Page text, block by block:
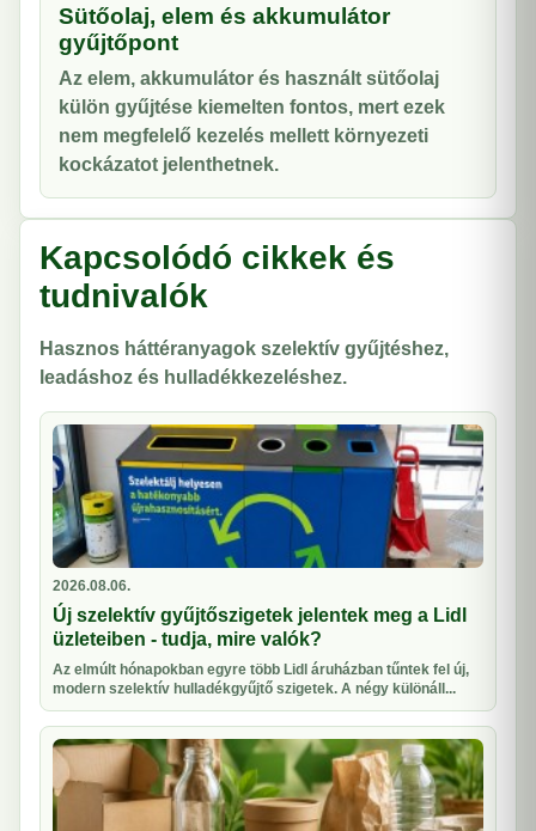
Sütőolaj, elem és akkumulátor
gyűjtőpont
Az elem, akkumulátor és használt sütőolaj
külön gyűjtése kiemelten fontos, mert ezek
nem megfelelő kezelés mellett környezeti
kockázatot jelenthetnek.
Kapcsolódó cikkek és
tudnivalók
Hasznos háttéranyagok szelektív gyűjtéshez,
leadáshoz és hulladékkezeléshez.
2026.08.06.
Új szelektív gyűjtőszigetek jelentek meg a Lidl
üzleteiben - tudja, mire valók?
Az elmúlt hónapokban egyre több Lidl áruházban tűntek fel új,
modern szelektív hulladékgyűjtő szigetek. A négy különáll...